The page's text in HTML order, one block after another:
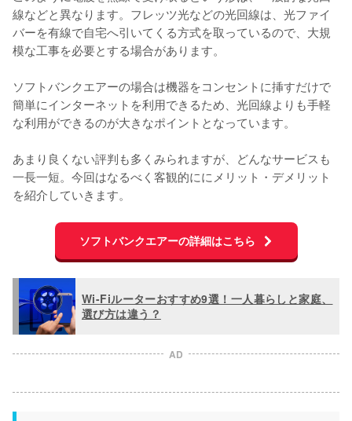
線などと異なります。フレッツ光などの光回線は、光ファイ
バーを有線で自宅へ引いてくる方式を取っているので、大規
模な工事を必要とする場合があります。
ソフトバンクエアーの場合は機器をコンセントに挿すだけで
簡単にインターネットを利用できるため、光回線よりも手軽
な利用ができるのが大きなポイントとなっています。
あまり良くない評判も多くみられますが、どんなサービスも
一長一短。今回はなるべく客観的ににメリット・デメリット
を紹介していきます。
ソフトバンクエアーの詳細はこちら
Wi-Fiルーターおすすめ9選！一人暮らしと家庭、
選び方は違う？
AD